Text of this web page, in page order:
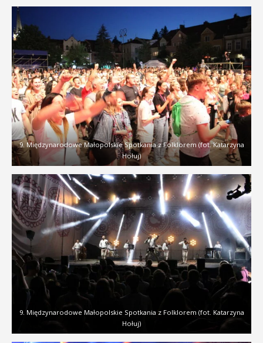
9. Międzynarodowe Małopolskie Spotkania z Folklorem (fot. Katarzyna
Hołuj)
9. Międzynarodowe Małopolskie Spotkania z Folklorem (fot. Katarzyna
Hołuj)